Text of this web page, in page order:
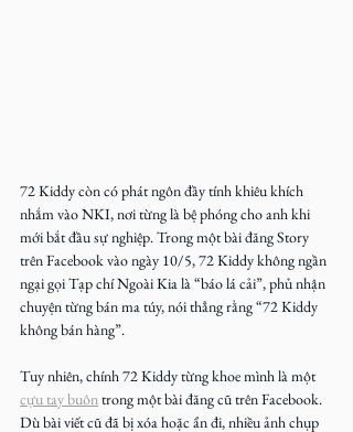
72 Kiddy còn có phát ngôn đầy tính khiêu khích
nhắm vào NKI, nơi từng là bệ phóng cho anh khi
mới bắt đầu sự nghiệp. Trong một bài đăng Story
trên Facebook vào ngày 10/5, 72 Kiddy không ngần
ngại gọi Tạp chí Ngoài Kia là “báo lá cải”, phủ nhận
chuyện từng bán ma túy, nói thẳng rằng “72 Kiddy
không bán hàng”.
Tuy nhiên, chính 72 Kiddy từng khoe mình là một
cựu tay buôn trong một bài đăng cũ trên Facebook.
Dù bài viết cũ đã bị xóa hoặc ẩn đi, nhiều ảnh chụp